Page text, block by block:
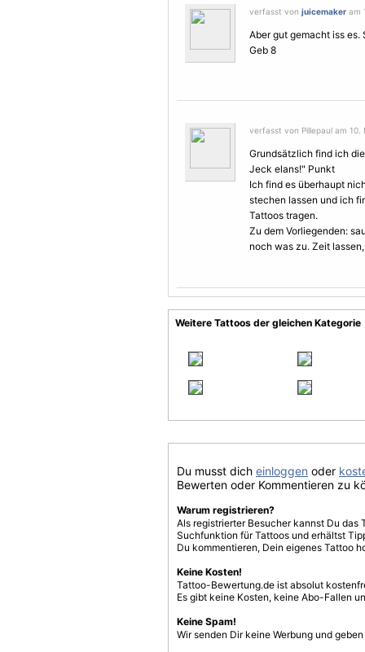
verfasst von juicemaker am
Aber gut gemacht iss es.
Geb 8
verfasst von Pillepaul am
Grundsätzlich find ich
Jeck elans!" Punkt
Ich find es überhaupt
stechen lassen und ich
Tattoos tragen.
Zu dem Vorliegenden:
noch was zu. Zeit
Weitere Tattoos der gleichen Kategorie
Du musst dich einloggen oder
Bewerten oder Kommentieren zu
Warum registrieren?
Als registrierter Besucher kannst Du
Suchfunktion für Tattoos und erhältst
Du kommentieren, Dein eigenes Tattoo
Keine Kosten!
Tattoo-Bewertung.de ist absolut
Es gibt keine Kosten, keine Abo-Fallen
Keine Spam!
Wir senden Dir keine Werbung und